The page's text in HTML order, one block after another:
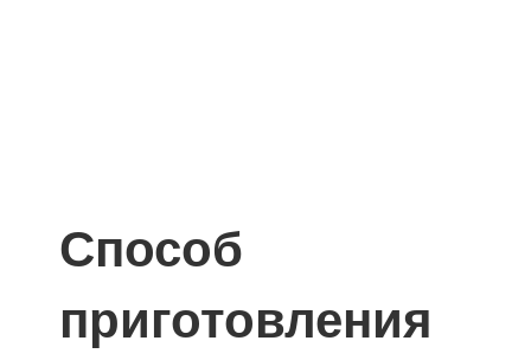
Способ
приготовления